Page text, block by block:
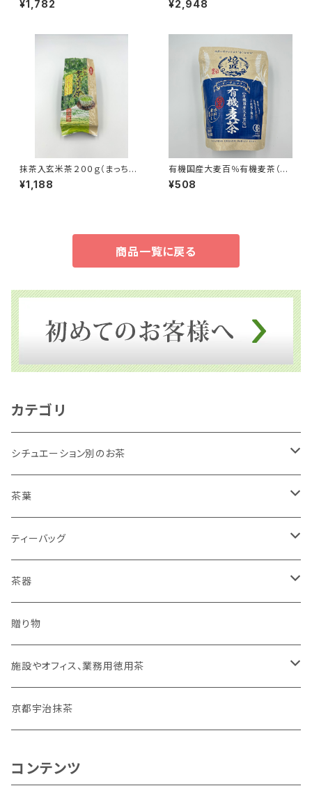
¥1,782 ¥2,948
抹茶入玄米茶２００ｇ（まっちゃ
いりげんまいちゃ）
¥1,188
有機国産大麦百％有機麦茶（ゆ
うきむぎちゃ）
¥508
商品一覧に戻る
カテゴリ
シチュエーション別のお茶
リラックスしたいとき
勉強や仕事に集中したいとき
普段使い、毎日のお茶
家族だんらんのお茶
おやすみ前のお茶
茶葉
深むし緑茶
平袋
２００ｇ（平袋よりお得）
ほうじ茶
抹茶入玄米茶
ティーバッグ
温かいお茶
冷たいお茶
有機栽培むぎ茶
深むし緑茶
茶器
水出し専用ボトル【フィルターインボトル】
贈り物
施設やオフィス、業務用徳用茶
深むし緑茶
京都宇治抹茶
コンテンツ